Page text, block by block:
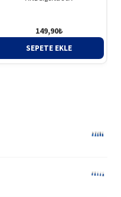
149,90₺
SEPETE EKLE